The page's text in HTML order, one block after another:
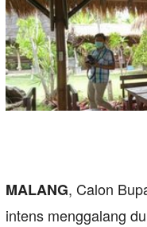
MALANG, Calon
intens menggalang